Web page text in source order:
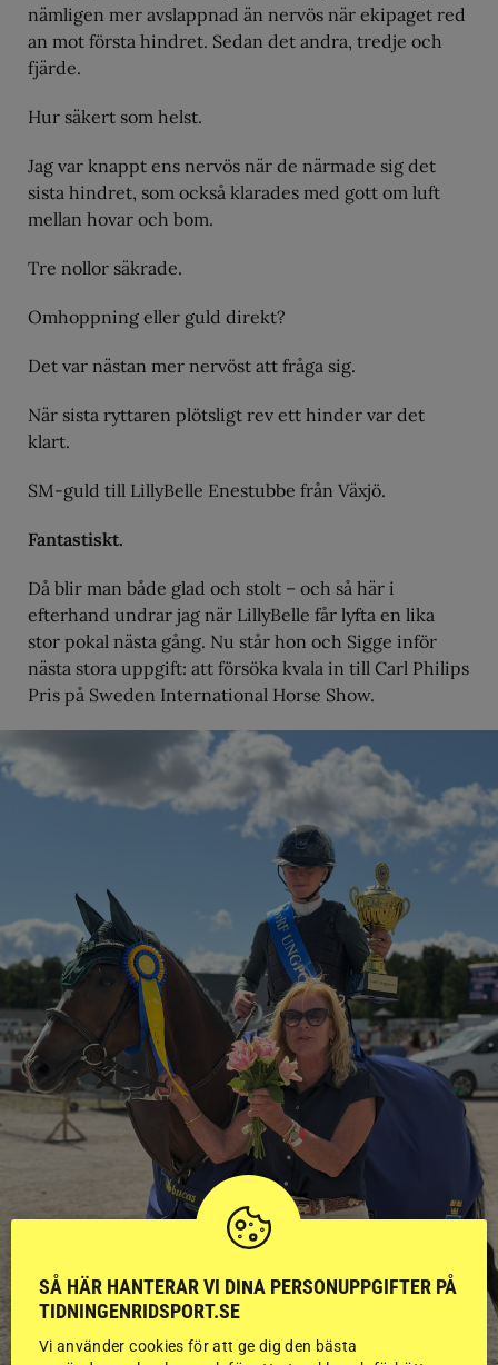
nämligen mer avslappnad än nervös när ekipaget red
an mot första hindret. Sedan det andra, tredje och
fjärde.
Hur säkert som helst.
Jag var knappt ens nervös när de närmade sig det
sista hindret, som också klarades med gott om luft
mellan hovar och bom.
Tre nollor säkrade.
Omhoppning eller guld direkt?
Det var nästan mer nervöst att fråga sig.
När sista ryttaren plötsligt rev ett hinder var det
klart.
SM-guld till LillyBelle Enestubbe från Växjö.
Fantastiskt.
Då blir man både glad och stolt – och så här i
efterhand undrar jag när LillyBelle får lyfta en lika
stor pokal nästa gång. Nu står hon och Sigge inför
nästa stora uppgift: att försöka kvala in till Carl Philips
Pris på Sweden International Horse Show.
SÅ HÄR HANTERAR VI DINA PERSONUPPGIFTER PÅ
TIDNINGENRIDSPORT.SE
Vi använder cookies för att ge dig den bästa